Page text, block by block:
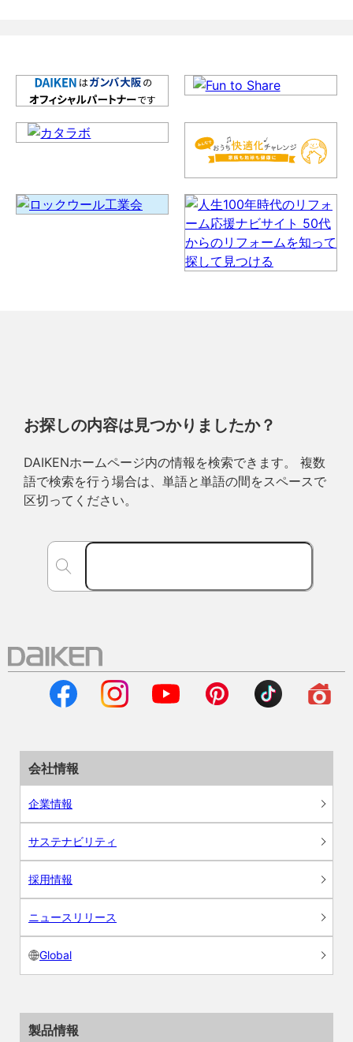
お探しの内容は見つかりましたか？
DAIKENホームページ内の情報を検索できます。 複数
語で検索を行う場合は、単語と単語の間をスペースで
区切ってください。
会社情報
企業情報
サステナビリティ
採用情報
ニュースリリース
Global
製品情報